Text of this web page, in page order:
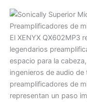
Preamplificadores de
El XENYX QX602MP3
legendarios
espacio para la
ingenieros de audio
preamplificadores de
representan un paso